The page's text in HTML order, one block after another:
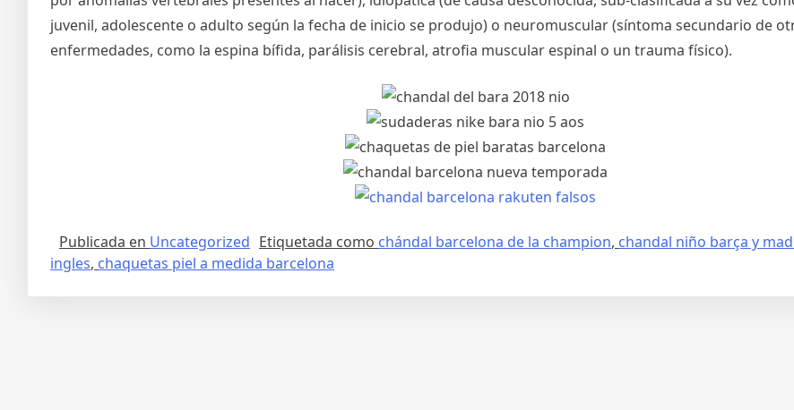
juvenil, adolescente o adulto según la fecha de inicio se produjo) o neuromuscular (síntoma secundario de
enfermedades, como la espina bífida, parálisis cerebral, atrofia muscular espinal o un trauma físico).
Publicada en Uncategorized Etiquetada como chándal barcelona de la champion, chandal niño barça y
ingles, chaquetas piel a medida barcelona